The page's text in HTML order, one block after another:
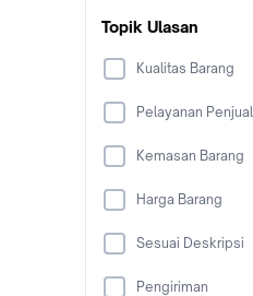
Topik Ulasan
Kualitas Barang
Pelayanan Penjual
Kemasan Barang
Harga Barang
Sesuai Deskripsi
Pengiriman